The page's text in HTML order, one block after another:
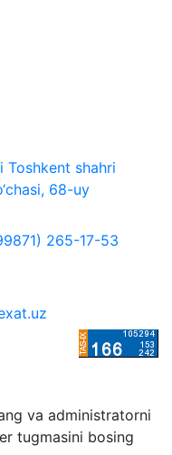
Toshkent shahri
68-uy
265-17-53
va administratorni
tugmasini bosing